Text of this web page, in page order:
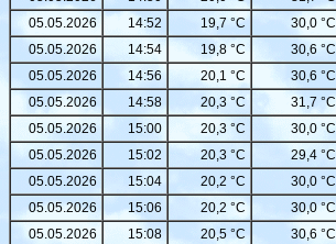
05.05.2026
14:52 19,7 °C 30,0 °C
05.05.2026
14:54 19,8 °C 30,6 °C
05.05.2026
14:56 20,1 °C 30,6 °C
05.05.2026
14:58 20,3 °C 31,7 °C
05.05.2026
15:00 20,3 °C 30,0 °C
05.05.2026
15:02 20,3 °C 29,4 °C
05.05.2026
15:04 20,2 °C 30,0 °C
05.05.2026
15:06 20,2 °C 30,0 °C
05.05.2026
15:08 20,5 °C 30,6 °C